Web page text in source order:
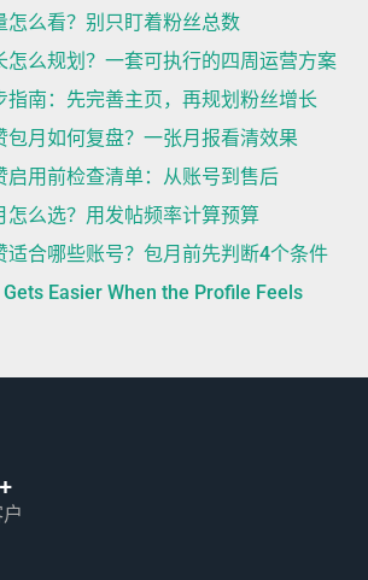
怎么看？别只盯着粉丝总数
怎么规划？一套可执行的四周运营方案
指南：先完善主页，再规划粉丝增长
包月如何复盘？一张月报看清效果
启用前检查清单：从账号到售后
怎么选？用发帖频率计算预算
适合哪些账号？包月前先判断4个条件
Easier When the Profile Feels